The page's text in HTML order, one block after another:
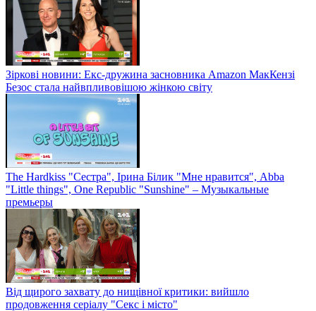
Зіркові новини: Екс-дружина засновника Amazon МакКензі
Безос стала найвпливовішою жінкою світу
The Hardkiss "Сестра", Ірина Білик "Мне нравится", Abba
"Little things", One Republic "Sunshine" – Музыкальные
премьеры
Від щирого захвату до нищівної критики: вийшло
продовження серіалу "Секс і місто"